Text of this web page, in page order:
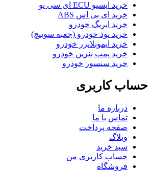
خرید ایسیو ECU ای سی یو
خرید ای بی اس ABS
خرید ایربگ خودرو
خرید نود خودرو (جعبه سوییچ)
خرید ایموبلایزر خودرو
خرید پمپ بنزین خودرو
خرید سنسور خودرو
حساب کاربری
درباره ما
تماس با ما
صفحه پرداخت
وبلاگ
سبد خرید
حساب کاربری من
فروشگاه